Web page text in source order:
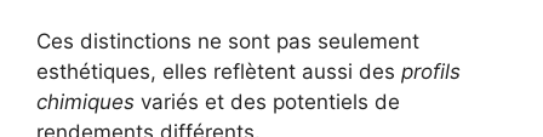
Ces distinctions ne sont pas seulement
esthétiques, elles reflètent aussi des profils
chimiques variés et des potentiels de
rendements différents.